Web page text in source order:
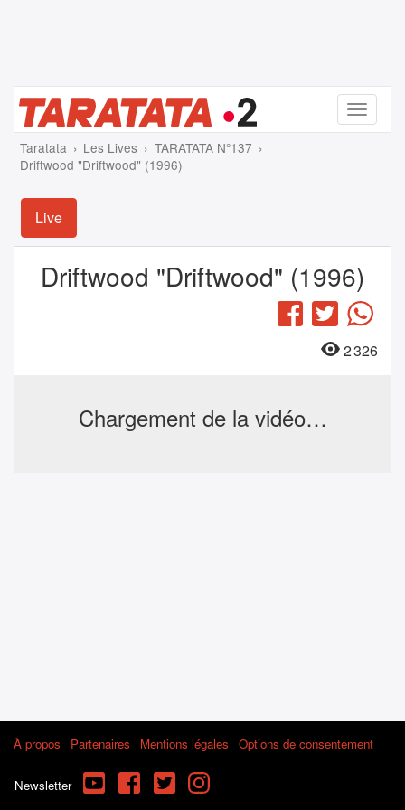
Menu
Taratata Les Lives
TARATATA N°137
Driftwood "Driftwood" (1996)
Live
Driftwood "Driftwood" (1996)
Facebook
Twitter
2 326
Chargement de la vidéo…
À propos Partenaires Mentions légales Options de consentement
Newsletter YouTube FacebookTwitterInstagram